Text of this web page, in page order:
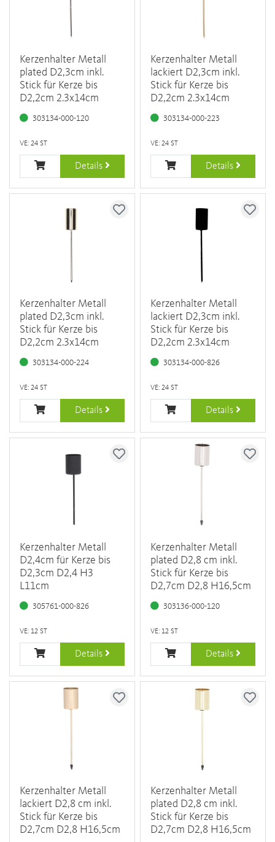
Kerzenhalter Metall
plated D2,3cm inkl.
Stick für Kerze bis
D2,2cm 2.3x14cm
303134-000-120
VE: 24 ST
Details
Kerzenhalter Metall
lackiert D2,3cm inkl.
Stick für Kerze bis
D2,2cm 2.3x14cm
303134-000-223
VE: 24 ST
Details
Kerzenhalter Metall
plated D2,3cm inkl.
Stick für Kerze bis
D2,2cm 2.3x14cm
303134-000-224
VE: 24 ST
Details
Kerzenhalter Metall
lackiert D2,3cm inkl.
Stick für Kerze bis
D2,2cm 2.3x14cm
303134-000-826
VE: 24 ST
Details
Kerzenhalter Metall
D2,4cm für Kerze bis
D2,3cm D2,4 H3
L11cm
305761-000-826
VE: 12 ST
Details
Kerzenhalter Metall
plated D2,8 cm inkl.
Stick für Kerze bis
D2,7cm D2,8 H16,5cm
303136-000-120
VE: 12 ST
Details
Kerzenhalter Metall
lackiert D2,8 cm inkl.
Stick für Kerze bis
D2,7cm D2,8 H16,5cm
Kerzenhalter Metall
plated D2,8 cm inkl.
Stick für Kerze bis
D2,7cm D2,8 H16,5cm